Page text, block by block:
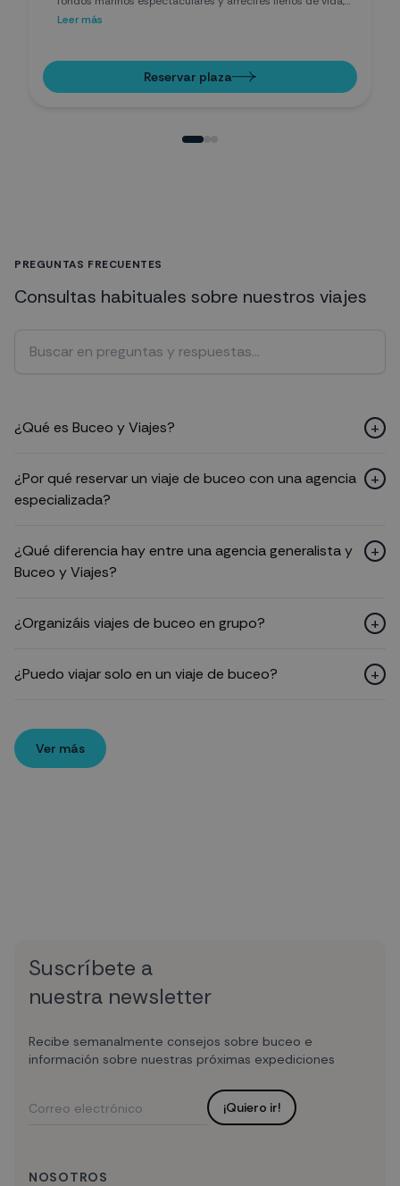
mientras aprendes sobre respeto a la naturaleza. Tours
Leer más
Reservar plaza
PREGUNTAS FRECUENTES
Consultas habituales sobre nuestros viajes
¿Qué es Buceo y Viajes? +
¿Por qué reservar un viaje de buceo con una agencia
especializada?
+
¿Qué diferencia hay entre una agencia generalista y
Buceo y Viajes?
+
¿Organizáis viajes de buceo en grupo? +
¿Puedo viajar solo en un viaje de buceo? +
Ver más
Suscríbete a
nuestra newsletter
Recibe semanalmente consejos sobre buceo e
información sobre nuestras próximas expediciones
¡Quiero ir!
NOSOTROS